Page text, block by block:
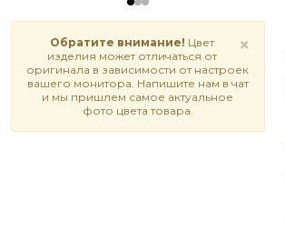
×
Обратите внимание! Цвет
изделия может отличаться от
оригинала в зависимости от настроек
вашего монитора. Напишите нам в чат
и мы пришлем самое актуальное
фото цвета товара.